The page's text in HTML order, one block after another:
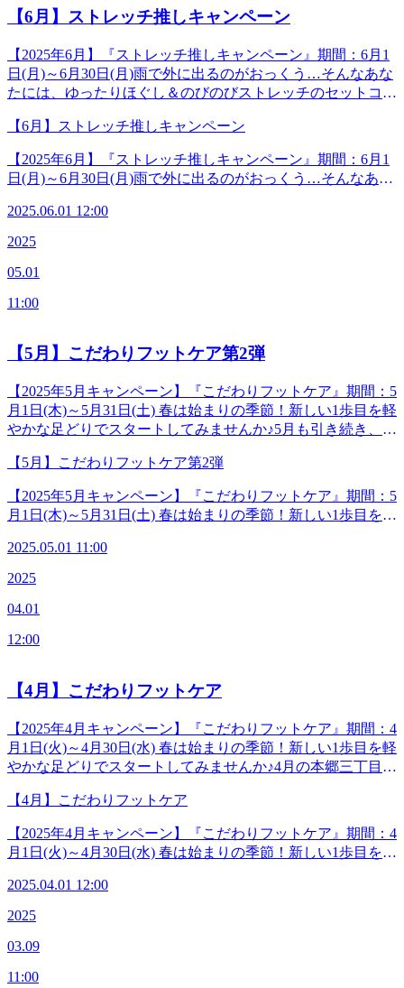
パ30分10,000円(税
も気持ちがいい！ 肩甲骨ストレッチ】Re.Ra.Ku 本郷三丁目
店＜電話番号＞03-3830-0160＜住所＞〒113-0033東京都文京
区本郷2-27-17＜営業時間＞平日 12:00-21:00（最終受付
20:20)土日祝 11:00-20:00（最終受付19:20）＜アクセス＞
【東京メトロ丸の内線「本郷三丁目駅」本郷通り方面出口徒
歩2分】【都営地下鉄大江戸線「本郷三丁目駅」2番出口徒歩
3分】※御茶ノ水、湯島、水道橋、後楽園、春日、上野から
も便利です。◆―――――――◆―――――――◆
～ハーバルベルガモットの香り～★グレープフルーツの香り
《セットコース》‪☆シャチ120分コースリラク系ボディケア
90分+爽快グレードアップヘッドスパ30分16,000円(税込)‪☆ジ
ンベエ100分コースリラク系ボディケア70分+爽快グレード
アップヘッドスパ30分14,000円(税込)‪☆ホホジロザメ60分コ
パ30分10,000円(税
も気持ちがいい！ 肩甲骨ストレッチ】Re.Ra.Ku 本郷三丁目
店＜電話番号＞03-3830-0160＜住所＞〒113-0033東京都文京
20:20)土日祝 11:00-20:00（最終受付19:20）＜アクセス＞
【東京メトロ丸の内線「本郷三丁目駅」本郷通り方面出口徒
3分】※御茶ノ水、湯島、水道橋、後楽園、春日、上野から
も便利です。◆―――――――◆―――――――◆
【6月】ストレッチ推しキャンペーン
【2025年6月】『ストレッチ推しキャンペーン』期間：6月1
日(月)～6月30日(月)雨で外に出るのがおっくう…そんなあな
たには、ゆったりほぐし＆のびのびストレッチのセットコー
た筋肉をほぐしてから、自分では伸ばしにくい場所までぐー
んとストレッチをしちゃいます！毎日元気で過ごすために
も、日々のケアにぜひ当店キャンペーンコースをご活用くだ
さい♪&lt;セットコース&gt;ALL100分 13,000円(税込)&lt;カ
ラダぜ～んぶ伸ばしたい！方にオススメ&gt;Ⅰ.肩くび＆脚こ
る…など上半身が気になる方にオススメ&gt;Ⅱ.肩くびReフ
る！歩くのが重だるい…など下半身が気になる方にオススメ
&gt;Ⅲ.オイルフットケア30分+脚こしReフレッシュコース70
店＜電話番号＞03-3830-0160＜住所＞〒113-0033東京都文京
20:20)土日祝 11:00-20:00（最終受付19:20）＜アクセス＞
【東京メトロ丸の内線「本郷三丁目駅」本郷通り方面出口徒
歩2分】【都営地下鉄大江戸線「本郷三丁目駅」2番出口徒歩
3分】※御茶ノ水、湯島、水道橋、後楽園、春日、上野から
も便利です。◆―――――――◆―――――――◆
【6月】ストレッチ推しキャンペーン
【2025年6月】『ストレッチ推しキャンペーン』期間：6月1
日(月)～6月30日(月)雨で外に出るのがおっくう…そんなあな
スがオススメです☆Re.Ra.Kuでは、まずはかちこちに縮まっ
た筋肉をほぐしてから、自分では伸ばしにくい場所までぐー
も、日々のケアにぜひ当店キャンペーンコースをご活用くだ
ラダぜ～んぶ伸ばしたい！方にオススメ&gt;Ⅰ.肩くび＆脚こ
る…など上半身が気になる方にオススメ&gt;Ⅱ.肩くびReフ
る！歩くのが重だるい…など下半身が気になる方にオススメ
&gt;Ⅲ.オイルフットケア30分+脚こしReフレッシュコース70
分 ◆―――――――◆―――――――◆【マッサージより
店＜電話番号＞03-3830-0160＜住所＞〒113-0033東京都文京
20:20)土日祝 11:00-20:00（最終受付19:20）＜アクセス＞
【東京メトロ丸の内線「本郷三丁目駅」本郷通り方面出口徒
3分】※御茶ノ水、湯島、水道橋、後楽園、春日、上野から
も便利です。◆―――――――◆―――――――◆
2025.06.01 12:00
2025
05.01
11:00
【5月】こだわりフットケア第2弾
【2025年5月キャンペーン】『こだわりフットケア』期間：5
月1日(木)～5月31日(土) 春は始まりの季節！新しい1歩目を軽
やかな足どりでスタートしてみませんか♪5月も引き続き、本
ポイントは“膝周り”。立ちっぱなし、歩きっぱなし、座りっ
ぱなしでパンパンな足をスッキリ流しちゃいます！ぜひこち
らのフットケアキャンペーンをお試しくださいね。ボディケ
アとセットのコースもございます。詳しくはスタッフまでお
尋ねください。 ◆―――――――◆―――――――◆【マ
Re.Ra.Ku 本郷三丁目店＜電話番号＞03-3830-0160＜住所＞〒
21:00（最終受付20:20)土日祝 11:00-20:00（最終受付19:20）
＜アクセス＞【東京メトロ丸の内線「本郷三丁目駅」本郷通
春日、上野からも便利です。
【5月】こだわりフットケア第2弾
【2025年5月キャンペーン】『こだわりフットケア』期間：5
月1日(木)～5月31日(土) 春は始まりの季節！新しい1歩目を軽
郷三丁目店キャンペーンはフットケア50分！今月のこだわり
ポイントは“膝周り”。立ちっぱなし、歩きっぱなし、座りっ
らのフットケアキャンペーンをお試しくださいね。ボディケ
尋ねください。 ◆―――――――◆―――――――◆【マ
Re.Ra.Ku 本郷三丁目店＜電話番号＞03-3830-0160＜住所＞〒
113-0033東京都文京区本郷2-27-17＜営業時間＞平日 12:00-
21:00（最終受付20:20)土日祝 11:00-20:00（最終受付19:20）
＜アクセス＞【東京メトロ丸の内線「本郷三丁目駅」本郷通
り方面出口徒歩2分】【都営地下鉄大江戸線「本郷三丁目
春日、上野からも便利です。
2025.05.01 11:00
2025
04.01
12:00
【4月】こだわりフットケア
【2025年4月キャンペーン】『こだわりフットケア』期間：4
月1日(火)～4月30日(水) 春は始まりの季節！新しい1歩目を軽
やかな足どりでスタートしてみませんか♪4月の本郷三丁目店
を“流す”ことにこだわりました。「ふくらはぎ」を中心にし
っかりほぐすこちらのフットケアをぜひお試しくださいね。
ボディケアとセットのコースもございます。詳しくはスタッ
フまでお尋ねくださ
い。 ◆―――――――◆―――――――◆【マッサージよ
目店＜電話番号＞03-3830-0160＜住所＞〒113-0033東京都文
20:20)土日祝 11:00-20:00（最終受付19:20）＜アクセス＞
【東京メトロ丸の内線「本郷三丁目駅」本郷通り方面出口徒
【4月】こだわりフットケア
【2025年4月キャンペーン】『こだわりフットケア』期間：4
月1日(火)～4月30日(水) 春は始まりの季節！新しい1歩目を軽
キャンペーンはフットケア50分！滞ってドロドロの足まわり
を“流す”ことにこだわりました。「ふくらはぎ」を中心にし
ボディケアとセットのコースもございます。詳しくはスタッ
い。 ◆―――――――◆―――――――◆【マッサージよ
2025.04.01 12:00
2025
03.09
11:00